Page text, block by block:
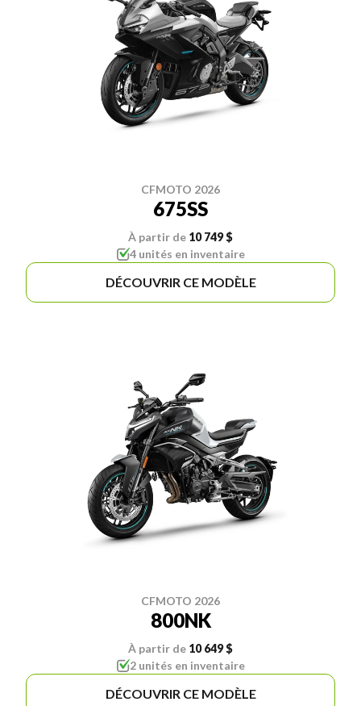
CFMOTO 2026
675SS
À partir de 10 749 $
4 unités en inventaire
DÉCOUVRIR CE MODÈLE
CFMOTO 2026
800NK
À partir de 10 649 $
2 unités en inventaire
DÉCOUVRIR CE MODÈLE